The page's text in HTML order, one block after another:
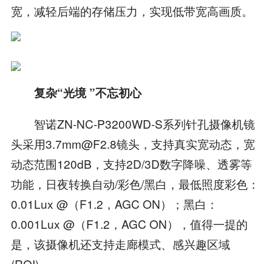
宽，减轻后端的存储压力，实现低带宽高画质。
复杂“光境 ”不忘初心
智诺ZN-NC-P3200WD-S系列针孔摄像机镜
头采用3.7mm@F2.8镜头，支持真实宽动态，宽
动态范围120dB，支持2D/3D数字降噪、透雾等
功能，日夜转换自动/彩色/黑白，最低照度彩色：
0.01Lux @（F1.2，AGC ON）；黑白：
0.001Lux @（F1.2，AGC ON），值得一提的
是，该摄像机还支持走廊模式、感兴趣区域